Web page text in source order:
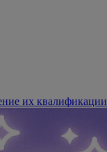
их квалификации